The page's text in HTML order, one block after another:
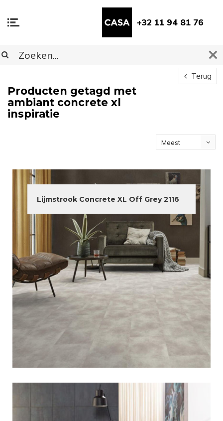
+32 11 94 81 76
Terug
Producten getagd met
ambiant concrete xl
inspiratie
Meest
Lijmstrook Concrete XL Off Grey 2116